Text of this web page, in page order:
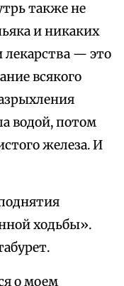
также не
и никаких
— это
всякого
водой, потом
железа. И
ходьбы».
о моем